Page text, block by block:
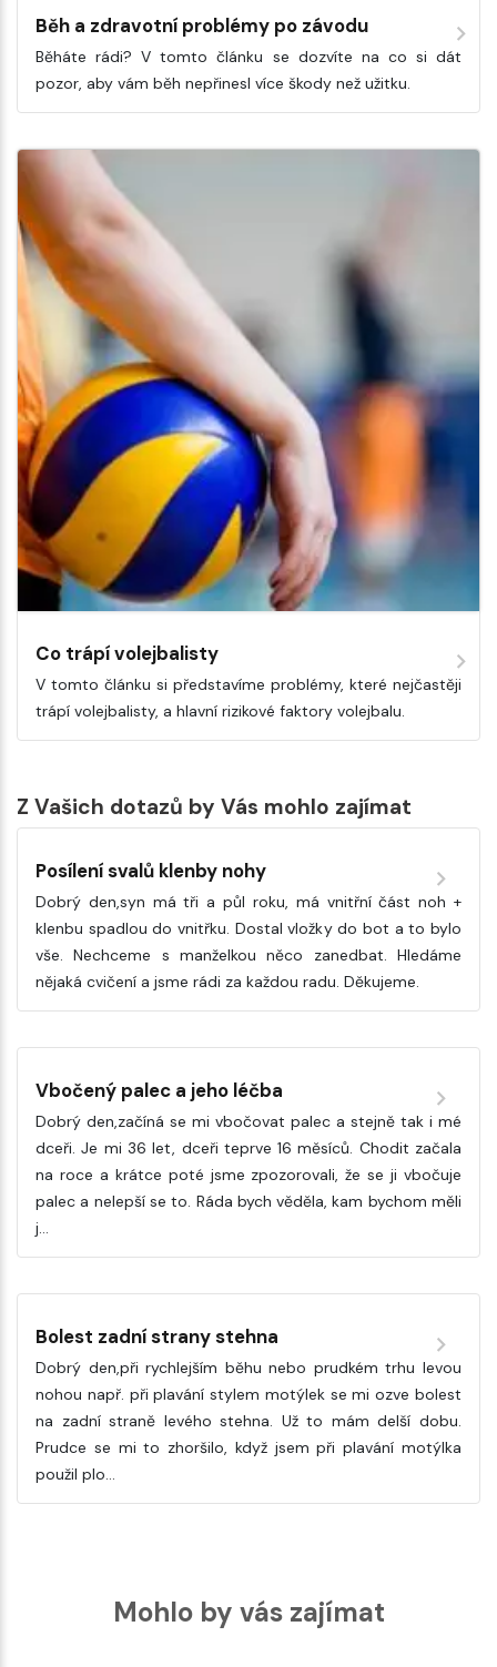
Běh a zdravotní problémy po závodu
Běháte rádi? V tomto článku se dozvíte na co si dát
pozor, aby vám běh nepřinesl více škody než užitku.
Co trápí volejbalisty
V tomto článku si představíme problémy, které nejčastěji
trápí volejbalisty, a hlavní rizikové faktory volejbalu.
Z Vašich dotazů by Vás mohlo zajímat
Posílení svalů klenby nohy
Dobrý den,syn má tři a půl roku, má vnitřní část noh +
klenbu spadlou do vnitřku. Dostal vložky do bot a to bylo
vše. Nechceme s manželkou něco zanedbat. Hledáme
nějaká cvičení a jsme rádi za každou radu. Děkujeme.
Vbočený palec a jeho léčba
Dobrý den,začíná se mi vbočovat palec a stejně tak i mé
dceři. Je mi 36 let, dceři teprve 16 měsíců. Chodit začala
na roce a krátce poté jsme zpozorovali, že se ji vbočuje
palec a nelepší se to. Ráda bych věděla, kam bychom měli
j…
Bolest zadní strany stehna
Dobrý den,při rychlejším běhu nebo prudkém trhu levou
nohou např. při plavání stylem motýlek se mi ozve bolest
na zadní straně levého stehna. Už to mám delší dobu.
Prudce se mi to zhoršilo, když jsem při plavání motýlka
použil plo…
Mohlo by vás zajímat